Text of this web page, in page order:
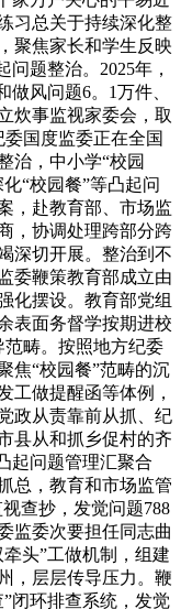
习总关于持续深化整
聚焦家长和学生反映
题整治。2025年，
风问题6。1万件、
炊事监视家委会，取
国度监委正在全国
治，中小学“校园
“校园餐”等凸起问
，赴教育部、市场监
，协调处理跨部分跨
深切开展。整治到不
委鞭策教育部成立由
化摆设。教育部党组
表面务督学按期进校
畴。按照地方纪委
焦“校园餐”范畴的沉
工做提醒函等体例，
政从责靠前从抓、纪
县从和抓乡促村的齐
起问题管理汇聚合
总，教育和市场监管
查抄，发觉问题788
监委次要担任同志曲
头”工做机制，组建
，层层传导压力。鞭
闭环排查系统，发觉